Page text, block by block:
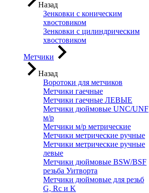
Назад
Зенковки с коническим
хвостовиком
Зенковки с цилиндрическим
хвостовиком
Метчики
Назад
Воротоки для метчиков
Метчики гаечные
Метчики гаечные ЛЕВЫЕ
Метчики дюймовые UNC/UNF
м/р
Метчики м/р метрические
Метчики метрические ручные
Метчики метрические ручные
левые
Метчики дюймовые BSW/BSF
резьба Уитворта
Метчики дюймовые для резьб
G, Rc и K